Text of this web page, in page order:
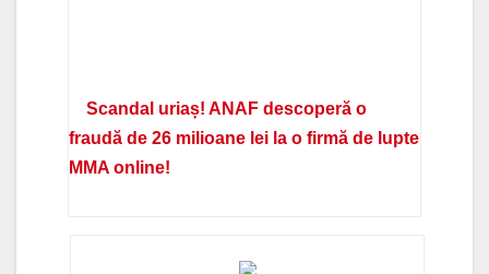
Scandal uriaș! ANAF descoperă o
fraudă de 26 milioane lei la o firmă de lupte
MMA online!